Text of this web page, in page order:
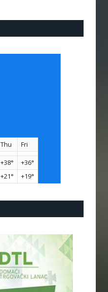
Thu Fri
+38° +36°
+21° +19°